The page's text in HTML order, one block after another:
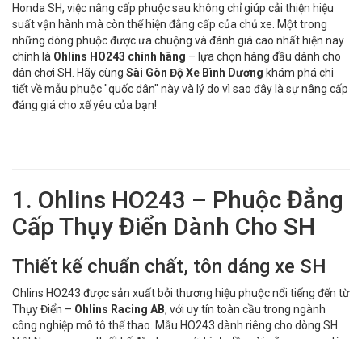
Honda SH, việc nâng cấp phuộc sau không chỉ giúp cải thiện hiệu
suất vận hành mà còn thể hiện đẳng cấp của chủ xe. Một trong
những dòng phuộc được ưa chuộng và đánh giá cao nhất hiện nay
chính là Ohlins HO243 chính hãng – lựa chọn hàng đầu dành cho
dân chơi SH. Hãy cùng Sài Gòn Độ Xe Bình Dương khám phá chi
tiết về mẫu phuộc "quốc dân" này và lý do vì sao đây là sự nâng cấp
đáng giá cho xế yêu của bạn!
1. Ohlins HO243 – Phuộc Đẳng
Cấp Thụy Điển Dành Cho SH
Thiết kế chuẩn chất, tôn dáng xe SH
Ohlins HO243 được sản xuất bởi thương hiệu phuộc nổi tiếng đến từ
Thụy Điển – Ohlins Racing AB, với uy tín toàn cầu trong ngành
công nghiệp mô tô thể thao. Mẫu HO243 dành riêng cho dòng SH